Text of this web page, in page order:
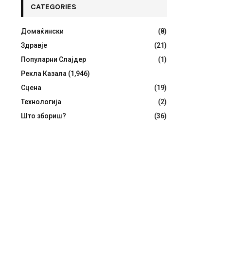
CATEGORIES
Домаќински
(8)
Здравје
(21)
Популарни Слајдер
(1)
Рекла Казала (1,946)
Сцена
(19)
Технологија
(2)
Што збориш?
(36)